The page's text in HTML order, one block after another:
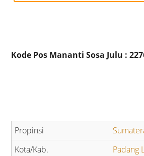
Kode Pos Mananti Sosa Julu :
Padang